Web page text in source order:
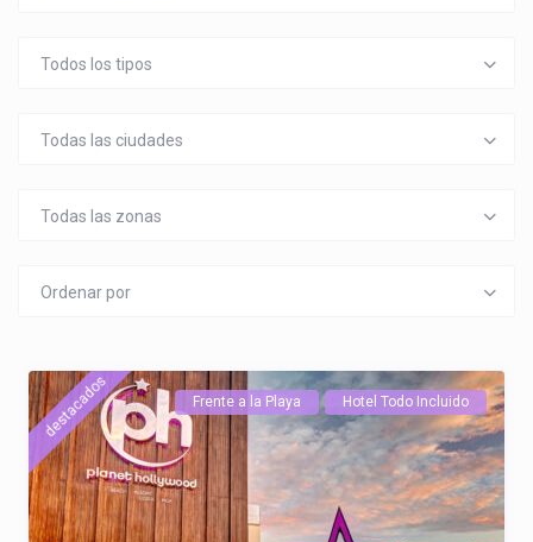
Todos los tipos
Todas las ciudades
Todas las zonas
Ordenar por
destacados Frente a la Playa Hotel Todo Incluido